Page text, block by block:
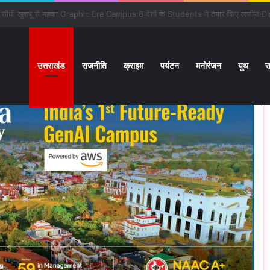
उत्तराखंड राजनीति क्राइम पर्यटन मनोरंजन यूथ